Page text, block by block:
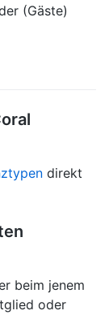
(Gäste)
direkt
beim jenem
oder